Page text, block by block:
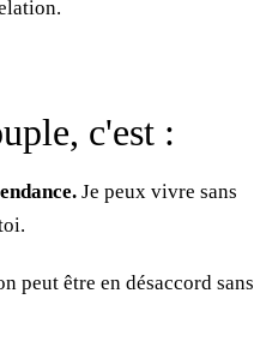
c'est :
Je peux vivre sans
peut être en désaccord sans